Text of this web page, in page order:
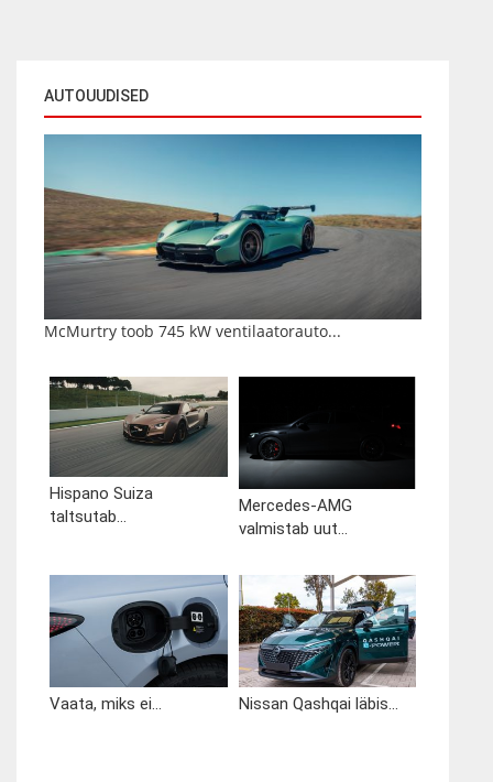
AUTOUUDISED
McMurtry toob 745 kW ventilaatorauto...
Hispano Suiza
taltsutab...
Mercedes-AMG
valmistab uut...
Vaata, miks ei... Nissan Qashqai läbis...